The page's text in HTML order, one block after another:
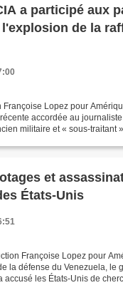
a participé aux
de la
Françoise Lopez pour
accordée au
militaire et « sous-traitant
et
États-Unis
Françoise Lopez pour
la défense du Venezuela, le
accusé les États-Unis de